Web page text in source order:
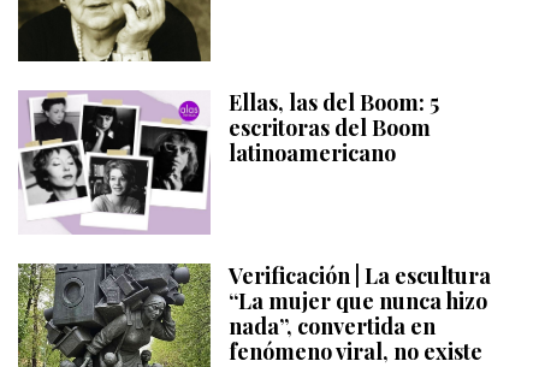
Ellas, las del Boom: 5
escritoras del Boom
latinoamericano
Verificación | La escultura
“La mujer que nunca hizo
nada”, convertida en
fenómeno viral, no existe